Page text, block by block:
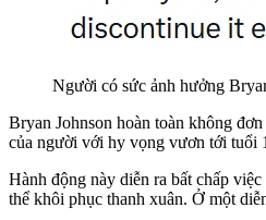
Người có sức ảnh hưởng
Bryan Johnson hoàn toàn không
của người với hy vọng vươn tới tuổi
Hành động này diễn ra bất chấp
thể khôi phục thanh xuân. Ở một